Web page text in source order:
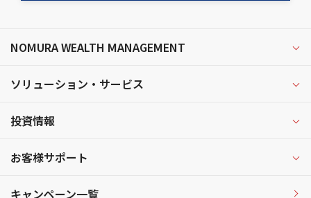
NOMURA WEALTH MANAGEMENT
ソリューション・サービス
投資情報
お客様サポート
キャンペーン一覧